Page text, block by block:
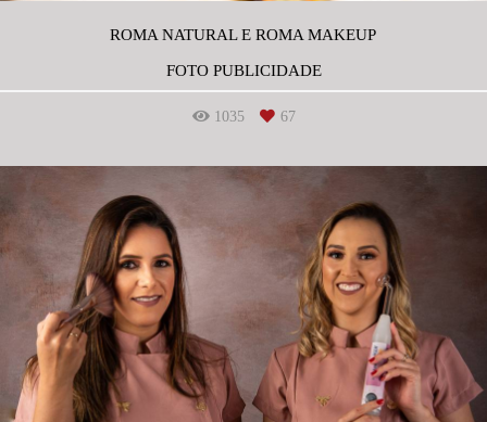
ROMA NATURAL E ROMA MAKEUP
FOTO PUBLICIDADE
1035 67